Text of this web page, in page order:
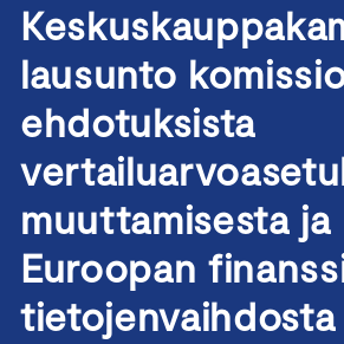
lausunto
ehdotuksista
muuttamisesta ja
Euroopan
tietojenvaihdosta